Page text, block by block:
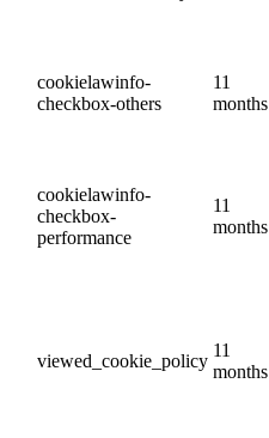
cookielawinfo-
checkbox-others
11
months
cookielawinfo-
checkbox-
performance
11
months
viewed_cookie_policy
11
months